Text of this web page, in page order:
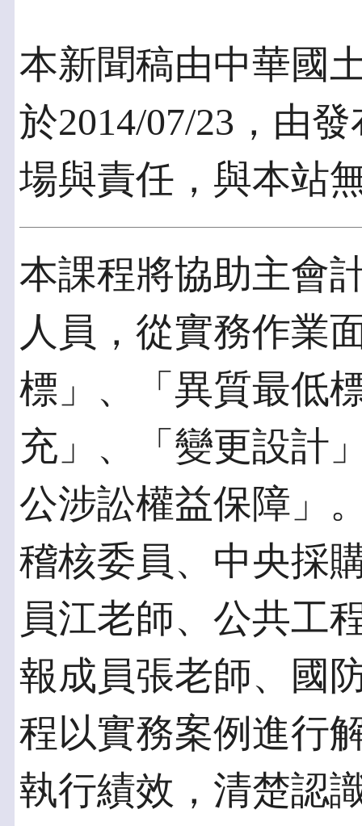
本新聞稿由中華國
於2014/07/23，由
場與責任，與本站
本課程將協助主會
人員，從實務作業
標」、「異質最低
充」、「變更設計
公涉訟權益保障」
稽核委員、中央採
員江老師、公共工
報成員張老師、國
程以實務案例進行
執行績效，清楚認